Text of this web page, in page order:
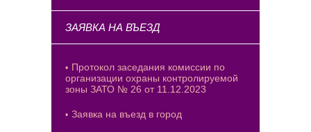
ЗАЯВКА НА ВЪЕЗД
Протокол заседания комиссии по
организации охраны контролируемой
зоны ЗАТО № 26 от 11.12.2023
Заявка на въезд в город